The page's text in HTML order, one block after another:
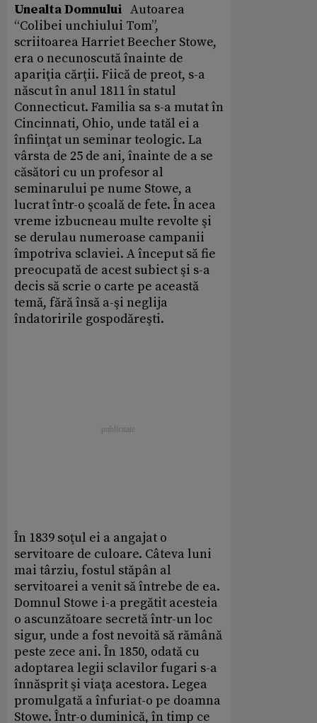
Unealta Domnului Autoarea
“Colibei unchiului Tom”,
scriitoarea Harriet Beecher Stowe,
era o necunoscută înainte de
apariţia cărţii. Fiică de preot, s-a
născut în anul 1811 în statul
Connecticut. Familia sa s-a mutat în
Cincinnati, Ohio, unde tatăl ei a
înfiinţat un seminar teologic. La
vârsta de 25 de ani, înainte de a se
căsători cu un profesor al
seminarului pe nume Stowe, a
lucrat într-o şcoală de fete. În acea
vreme izbucneau multe revolte şi
se derulau numeroase campanii
împotriva sclaviei. A început să fie
preocupată de acest subiect şi s-a
decis să scrie o carte pe această
temă, fără însă a-şi neglija
îndatoririle gospodăreşti.
În 1839 soţul ei a angajat o
servitoare de culoare. Câteva luni
mai târziu, fostul stăpân al
servitoarei a venit să întrebe de ea.
Domnul Stowe i-a pregătit acesteia
o ascunzătoare secretă într-un loc
sigur, unde a fost nevoită să rămână
peste zece ani. În 1850, odată cu
adoptarea legii sclavilor fugari s-a
înnăsprit şi viaţa acestora. Legea
promulgată a înfuriat-o pe doamna
Stowe. Într-o duminică, în timp ce